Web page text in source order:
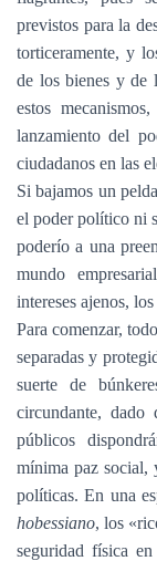
previstos para la
torticeramente, y
de los bienes y de
estos
lanzamiento del
ciudadanos en las
Si bajamos un
el poder político ni
poderío a una
mundo
intereses ajenos,
Para comenzar,
separadas y
suerte de
circundante,
públicos
mínima paz social,
políticas. En una
hobessiano, los
seguridad física